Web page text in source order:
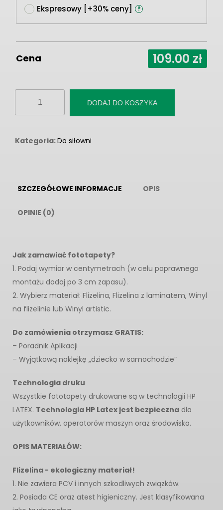
Ekspresowy [+30% ceny] ?
Cena 109.00 zł
czarnym
DODAJ DO KOSZYKA
Kategoria:Do siłowni
SZCZEGÓŁOWE INFORMACJE OPIS
OPINIE (0)
Jak zamawiać fototapety?
1. Podaj wymiar w centymetrach (w celu poprawnego
montażu dodaj po 3 cm zapasu).
2. Wybierz materiał: Flizelina, Flizelina z laminatem, Winyl
na flizelinie lub Winyl artistic.
Do zamówienia otrzymasz GRATIS:
– Poradnik Aplikacji
– Wyjątkową naklejkę „dziecko w samochodzie”
Technologia druku
Wszystkie fototapety drukowane są w technologii HP
LATEX. Technologia HP Latex jest bezpieczna dla
użytkowników, operatorów maszyn oraz środowiska.
OPIS MATERIAŁÓW:
Flizelina - ekologiczny materiał!
1. Nie zawiera PCV i innych szkodliwych związków.
2. Posiada CE oraz atest higieniczny. Jest klasyfikowana